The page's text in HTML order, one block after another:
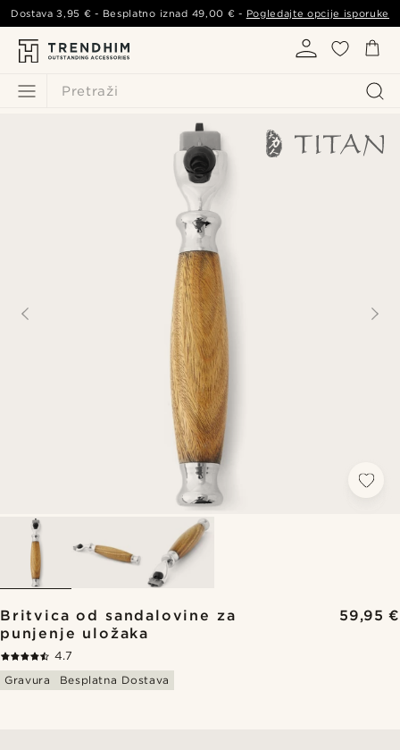
Pretraži
Dostava3,95 € - Besplatno iznad 49,00 € - Pogledajte opcije isporuke
Britvica od sandalovine za
punjenje uložaka
59,95 €
4.7
Gravura
Besplatna Dostava